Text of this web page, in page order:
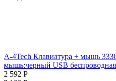
A-4Tech Клавиатура + мышь
мышь:черный USB
2 592 Р